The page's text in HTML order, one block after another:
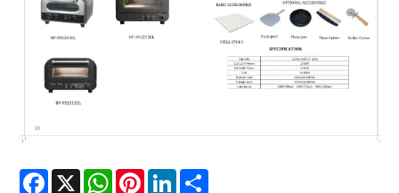
Facebook
X WhatsApp
PinterestLinkedIn